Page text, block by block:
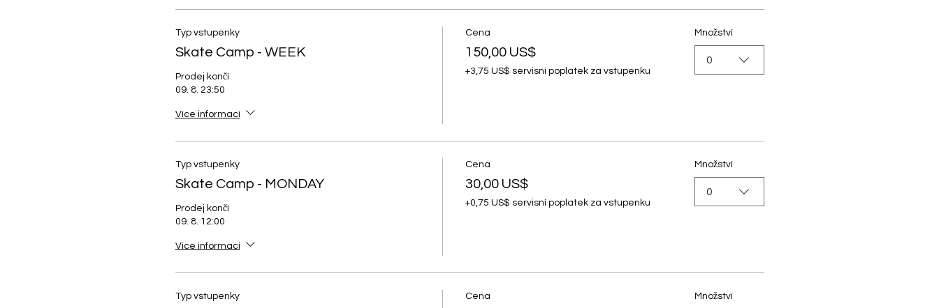
Typ vstupenky
Skate Camp - WEEK
Prodej končí
09. 8. 23:50
Více informací
Cena
150,00 US$
+3,75 US$ servisní poplatek za vstupenku
Množství
0
Typ vstupenky
Skate Camp - MONDAY
Prodej končí
09. 8. 12:00
Více informací
Cena
30,00 US$
+0,75 US$ servisní poplatek za vstupenku
Množství
0
Typ vstupenky Cena Množství